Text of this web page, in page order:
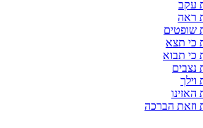
עקב
ראה
שופטים
כי תצא
כי תבוא
נצבים
וזאת הברכה